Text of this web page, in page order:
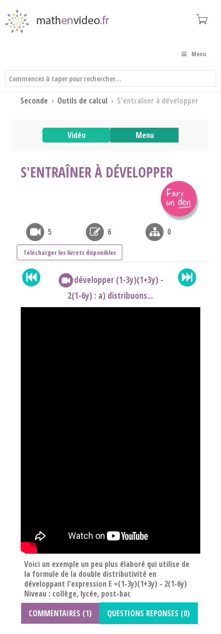
Menu
Seconde › Outils de calcul › S'entraîner à développer
Vidéo Menu
S'ENTRAÎNER À DÉVELOPPER
5 6 0
Télécharger les livrets disponibles
développer (1-3y)(1+3y) -
2(1-6y) : a) distribuons...
Voici un exemple un peu plus élaboré qui utilise de
la formule de la double distributivité en
développant l'expression E =(1-3y)(1+3y) - 2(1-6y)
Niveau : collège, lycée, post-bac
COMMENTAIRES (1)
QUESTIONS REPONSES (0)